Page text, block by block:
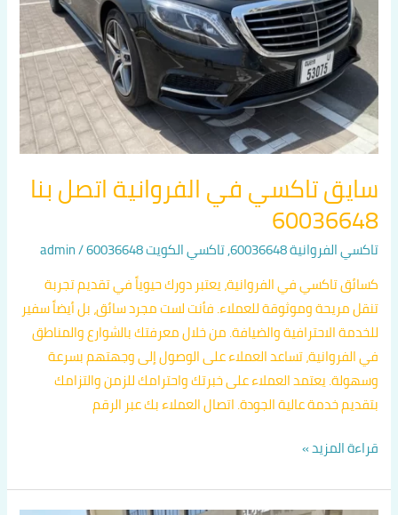
سايق تاكسي في الفروانية اتصل بنا
60036648
تاكسي الفروانية 60036648 ,تاكسي الكويت 60036648 /
admin
كسائق تاكسي في الفروانية، يعتبر دورك حيوياً في تقديم تجربة
تنقل مريحة وموثوقة للعملاء. فأنت لست مجرد سائق، بل أيضاً سفير
للخدمة الاحترافية والضيافة. من خلال معرفتك بالشوارع والمناطق
في الفروانية، تساعد العملاء على الوصول إلى وجهتهم بسرعة
وسهولة. يعتمد العملاء على خبرتك واحترامك للزمن والتزامك
بتقديم خدمة عالية الجودة. اتصال العملاء بك عبر الرقم
60036648
قراءة المزيد »